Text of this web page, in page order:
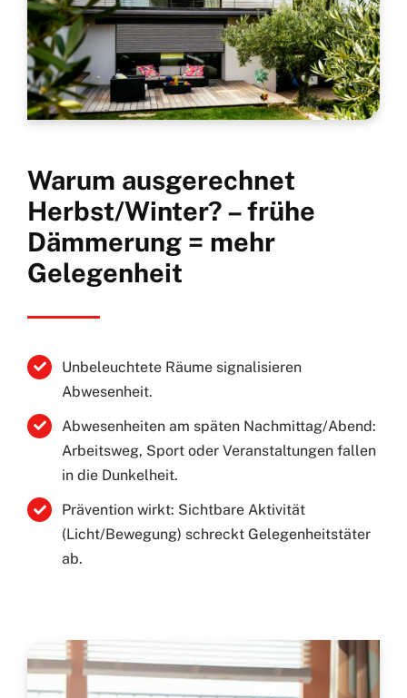
Warum ausgerechnet
Herbst/Winter? – frühe
Dämmerung = mehr
Gelegenheit
Unbeleuchtete Räume signalisieren
Abwesenheit.
Abwesenheiten am späten Nachmittag/Abend:
Arbeitsweg, Sport oder Veranstaltungen fallen
in die Dunkelheit.
Prävention wirkt: Sichtbare Aktivität
(Licht/Bewegung) schreckt Gelegenheitstäter
ab.